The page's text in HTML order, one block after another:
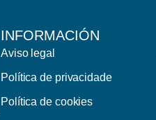
INFORMACIÓN
Aviso legal
Política de privacidade
Política de cookies